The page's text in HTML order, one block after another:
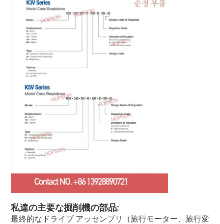
私達の主要な掘削機の部品:
最終的なドライブ アッセンブリ（旅行モーター、旅行変